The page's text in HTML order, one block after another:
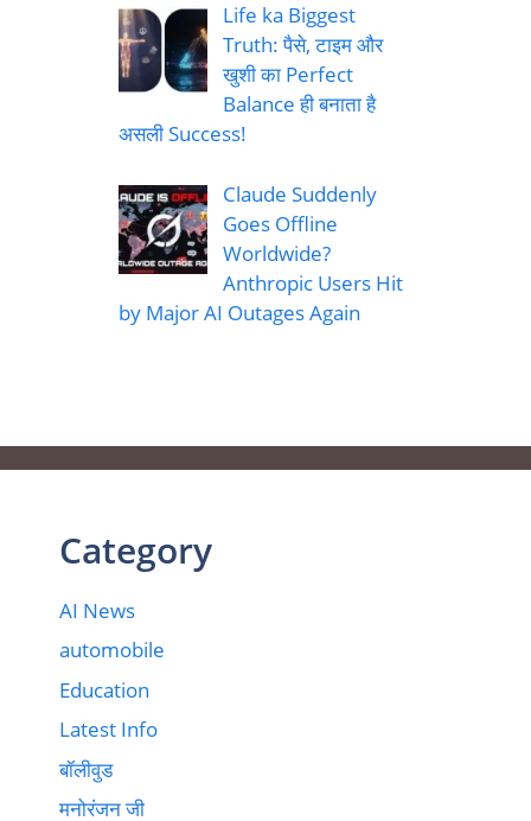
Life ka Biggest
Truth: पैसे, टाइम और
खुशी का Perfect
Balance ही बनाता है
असली Success!
Claude Suddenly
Goes Offline
Worldwide?
Anthropic Users Hit
by Major AI Outages Again
Category
AI News
automobile
Education
Latest Info
बॉलीवुड
मनोरंजन जी